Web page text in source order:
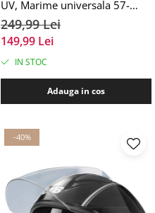
UV, Marime universala 57-
61cm, Alb
249,99 Lei
149,99 Lei
IN STOC
Adauga in cos
-40%